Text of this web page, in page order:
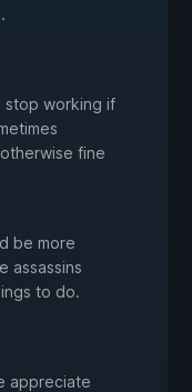
stop working if
fine
be more
assassins
to do.
appreciate